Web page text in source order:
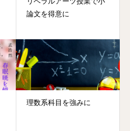
論文を得意に
理数系科目を強みに